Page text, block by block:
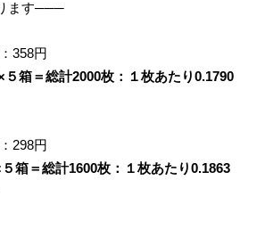
ます───
358円
箱＝総計2000枚：１枚あたり0.1790
298円
箱＝総計1600枚：１枚あたり0.1863